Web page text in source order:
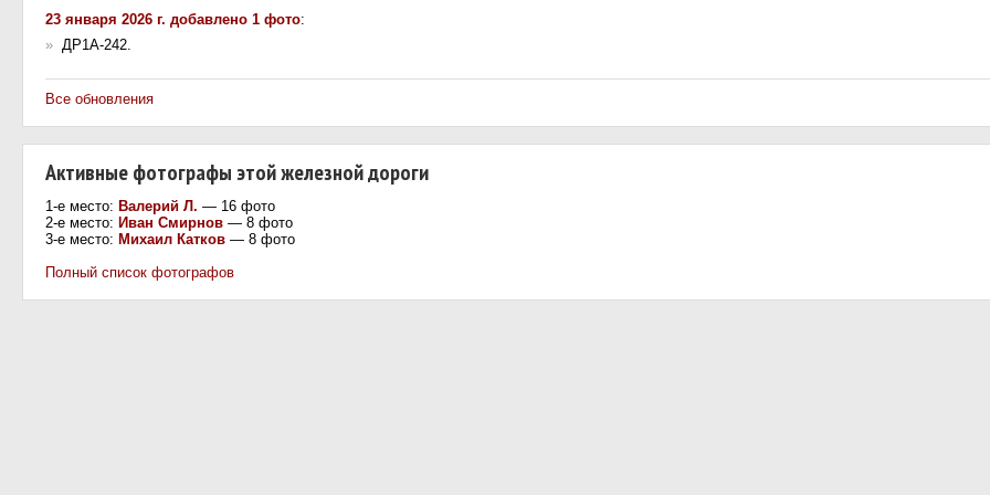
23 января 2026 г. добавлено 1 фото:
» ДР1А-242.
Все обновления
Активные фотографы этой железной дороги
1-е место: Валерий Л. — 16 фото
2-е место: Иван Смирнов — 8 фото
3-е место: Михаил Катков — 8 фото
Полный список фотографов